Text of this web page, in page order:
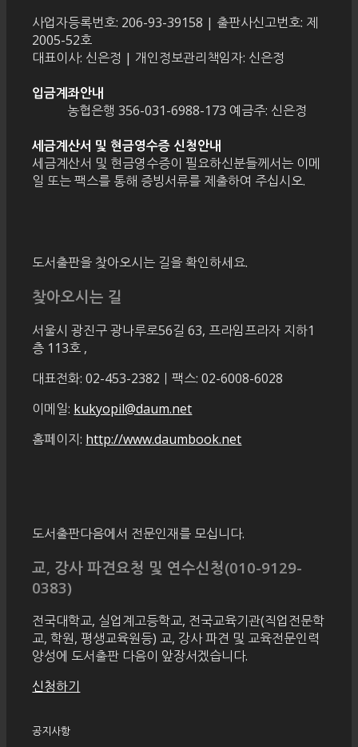
사업자등록번호: 206-93-39158 | 출판사신고번호: 제
2005-52호
대표이사: 신은정 | 개인정보관리책임자: 신은정
입금계좌안내
농협은행 356-031-6988-173 예금주: 신은정
세금계산서 및 현금영수증 신청안내
세금계산서 및 현금영수증이 필요하신분들께서는 이메
일 또는 팩스를 통해 증빙서류를 제출하여 주십시오.
도서출판을 찾아오시는 길을 확인하세요.
찾아오시는 길
서울시 광진구 광나루로56길 63, 프라임프라자 지하1
층 113호 ,
대표전화: 02-453-2382ㅣ팩스: 02-6008-6028
이메일: kukyopil@daum.net
홈페이지: http://www.daumbook.net
도서출판다음에서 전문인재를 모십니다.
교, 강사 파견요청 및 연수신청(010-9129-
0383)
전국대학교, 실업계고등학교, 전국교육기관(직업전문학
교, 학원, 평생교육원등) 교, 강사 파견 및 교육전문인력
양성에 도서출판 다음이 앞장서겠습니다.
신청하기
공지사항